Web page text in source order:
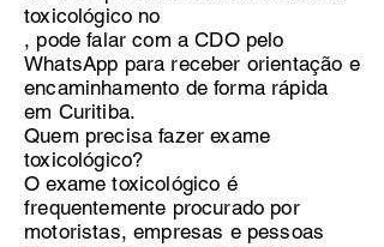
toxicológico no
, pode falar com a CDO pelo
WhatsApp para receber orientação e
encaminhamento de forma rápida
em Curitiba.
Quem precisa fazer exame
toxicológico?
O exame toxicológico é
frequentemente procurado por
motoristas, empresas e pessoas